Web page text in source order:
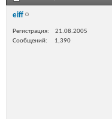
eiff
Регистрация
21.08.2005
Сообщений
1,390